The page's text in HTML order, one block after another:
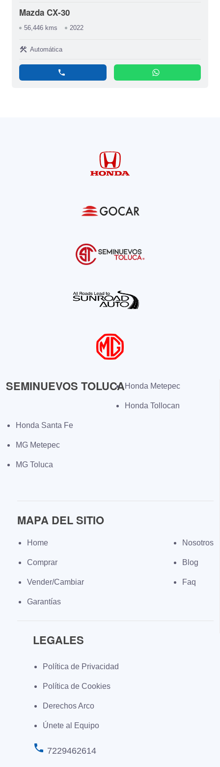
Mazda CX-30
56,446 kms 2022
construction Automática
phone whatsapp
SEMINUEVOS TOLUCAHonda Metepec
Honda Tollocan
Honda Santa Fe
MG Metepec
MG Toluca
MAPA DEL SITIO
Home
Comprar
Vender/Cambiar
Garantías
Nosotros
Blog
Faq
LEGALES
Política de Privacidad
Política de Cookies
Derechos Arco
Únete al Equipo
phone 7229462614